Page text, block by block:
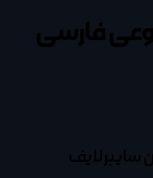
فارسی
سایبرلایف